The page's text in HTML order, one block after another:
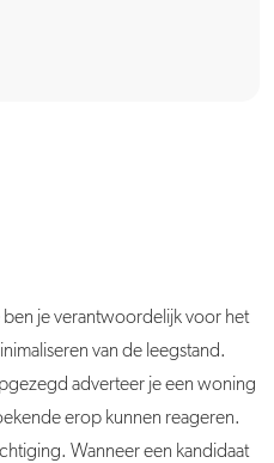
je verantwoordelijk voor het
van de leegstand.
adverteer je een woning
erop kunnen reageren.
Wanneer een kandidaat